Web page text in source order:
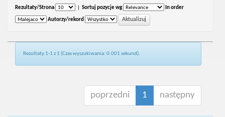
Rezultaty/Strona Sortuj pozycje wg In order
Autorzy/rekord
Rezultaty 1-1 z 1 (Czas wyszukiwania: 0.001 sekund).
poprzedni 1 następny